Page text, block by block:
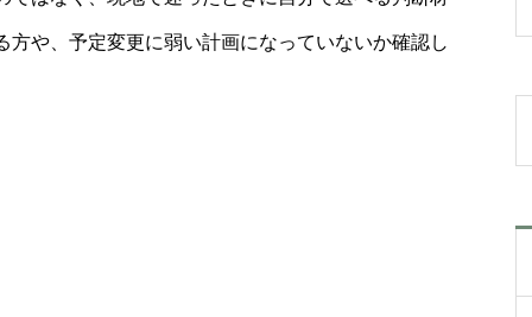
や、予定変更に弱い計画になっていないか確認し